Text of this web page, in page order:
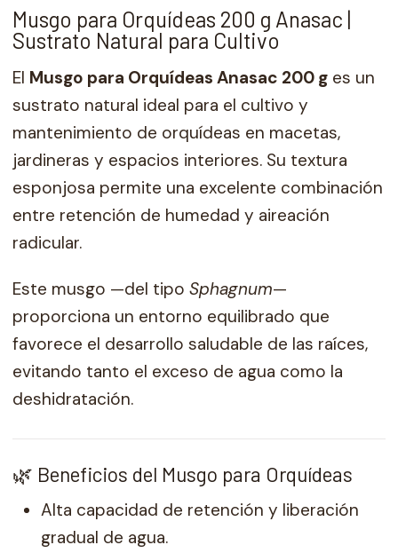
Musgo para Orquídeas 200 g Anasac |
Sustrato Natural para Cultivo
El Musgo para Orquídeas Anasac 200 g es un
sustrato natural ideal para el cultivo y
mantenimiento de orquídeas en macetas,
jardineras y espacios interiores. Su textura
esponjosa permite una excelente combinación
entre retención de humedad y aireación
radicular.
Este musgo —del tipoSphagnum—
proporciona un entorno equilibrado que
favorece el desarrollo saludable de las raíces,
evitando tanto el exceso de agua como la
deshidratación.
🌿 Beneficios del Musgo para Orquídeas
Alta capacidad de retención y liberación
gradual de agua.